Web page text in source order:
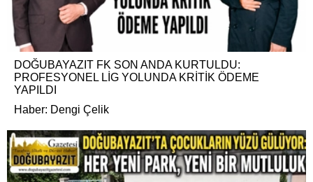
DOĞUBAYAZIT FK SON ANDA KURTULDU:
PROFESYONEL LİG YOLUNDA KRİTİK ÖDEME
YAPILDI
Haber: Dengi Çelik